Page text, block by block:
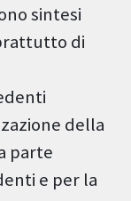
sintesi
di
della
parte
e per la